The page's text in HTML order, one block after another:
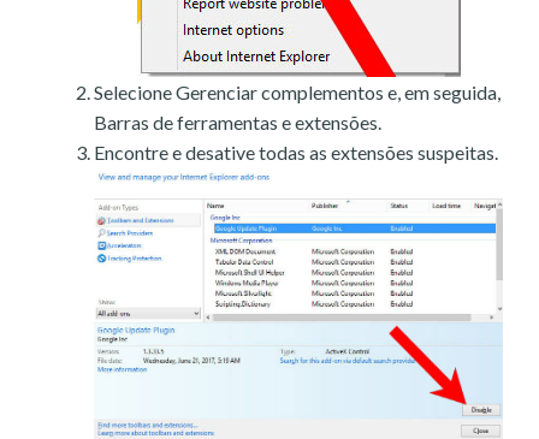
Selecione Gerenciar complementos e, em seguida,
Barras de ferramentas e extensões.
Encontre e desative todas as extensões suspeitas.